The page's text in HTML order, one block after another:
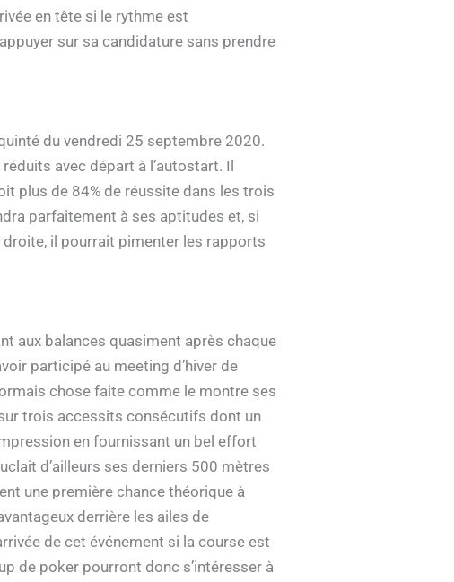
en tête si le rythme est
sur sa candidature sans prendre
du vendredi 25 septembre 2020.
avec départ à l’autostart. Il
plus de 84% de réussite dans les trois
parfaitement à ses aptitudes et, si
droite, il pourrait pimenter les rapports
aux balances quasiment après chaque
participé au meeting d’hiver de
chose faite comme le montre ses
trois accessits consécutifs dont un
en fournissant un bel effort
d’ailleurs ses derniers 500 mètres
une première chance théorique à
derrière les ailes de
de cet événement si la course est
de poker pourront donc s’intéresser à